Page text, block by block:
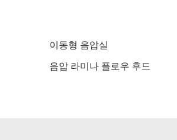
이동형 음압실
음압 라미나 플로우 후드